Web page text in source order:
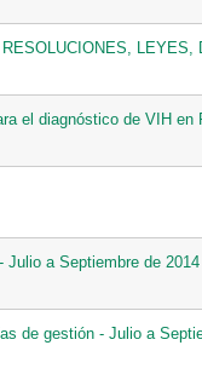
LEYES,
el diagnóstico de VIH en
Julio a Septiembre de 2014
de gestión - Julio a